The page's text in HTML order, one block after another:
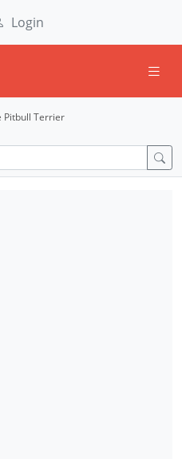
Login
Pitbull Terrier